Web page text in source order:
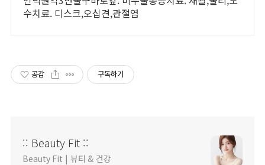
수치료. 디스크,오십견,관절염
공감 구독하기
:: Beauty Fit ::
Beauty Fit | 뷰티 & 건강